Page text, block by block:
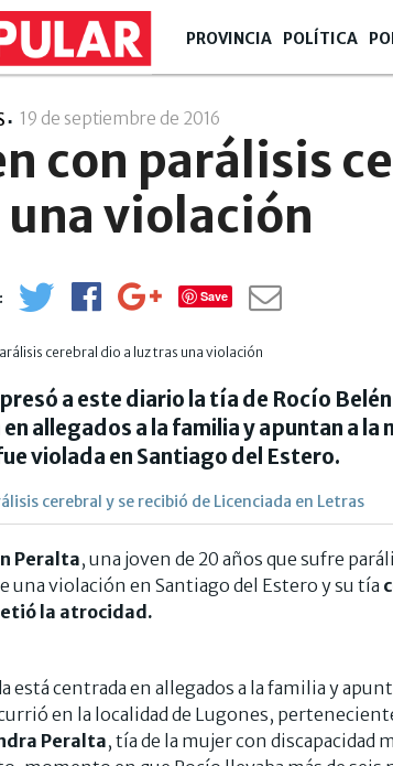
PROVINCIA POLÍTICA
19 de septiembre de 2016
con parálisis
violación
Save
a este diario la tía de Rocío
allegados a la familia y apuntan a la
violada en Santiago del Estero.
cerebral y se recibió de Licenciada en Letras
Peralta, una joven de 20 años que sufre
una violación en Santiago del Estero y su tía
la atrocidad.
está centrada en allegados a la familia y
en la localidad de Lugones,
Peralta, tía de la mujer con discapacidad